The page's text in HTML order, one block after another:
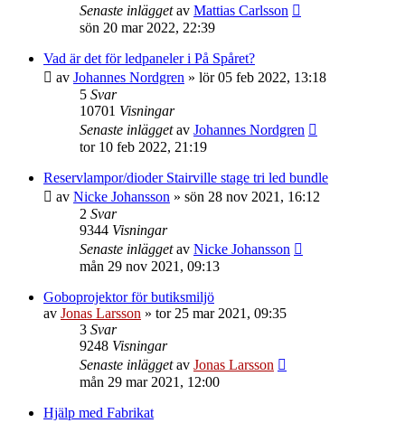
Senaste inläggetav Mattias Carlsson
sön 20 mar 2022, 22:39
Vad är det för ledpaneler i På Spåret?
av Johannes Nordgren » lör 05 feb 2022, 13:18
5 Svar
10701 Visningar
Senaste inläggetav Johannes Nordgren
tor 10 feb 2022, 21:19
Reservlampor/dioder Stairville stage tri led bundle
av Nicke Johansson » sön 28 nov 2021, 16:12
2 Svar
9344 Visningar
Senaste inläggetav Nicke Johansson
mån 29 nov 2021, 09:13
Goboprojektor för butiksmiljö
av Jonas Larsson » tor 25 mar 2021, 09:35
3 Svar
9248 Visningar
Senaste inläggetav Jonas Larsson
mån 29 mar 2021, 12:00
Hjälp med Fabrikat